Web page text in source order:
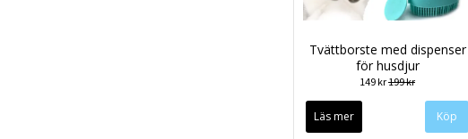
Tvättborste med dispenser
för husdjur
149 kr199 kr
Läs mer Köp